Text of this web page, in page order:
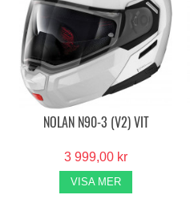
NOLAN N90-3 (V2) VIT
3 999,00 kr
VISA MER